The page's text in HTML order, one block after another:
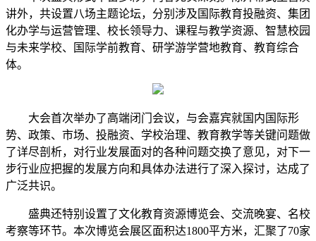
讲外，共设置八场主题论坛，分别涉及国际教育投融资、集团
化办学与运营管理、校长领导力、课程与教学资源、智慧校园
与未来学校、国际学前教育、研学游学营地教育、教育综合
体。
大会首次举办了高端闭门会议，与会嘉宾就国内国际形
势、政策、市场、投融资、学校治理、教育教学等关键问题做
了详尽剖析，对行业发展面对的各种问题交换了意见，对下一
步行业应把握的发展方向和具体办法进行了深入探讨，达成了
广泛共识。
盛典还特别设置了文化教育资源博览会、交流晚宴、名校
考察等环节。本次博览会展区面积达1800平方米，汇聚了70家